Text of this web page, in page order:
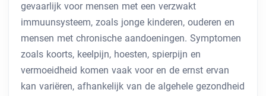
gevaarlijk voor mensen met een verzwakt
immuunsysteem, zoals jonge kinderen, ouderen en
mensen met chronische aandoeningen. Symptomen
zoals koorts, keelpijn, hoesten, spierpijn en
vermoeidheid komen vaak voor en de ernst ervan
kan variëren, afhankelijk van de algehele gezondheid